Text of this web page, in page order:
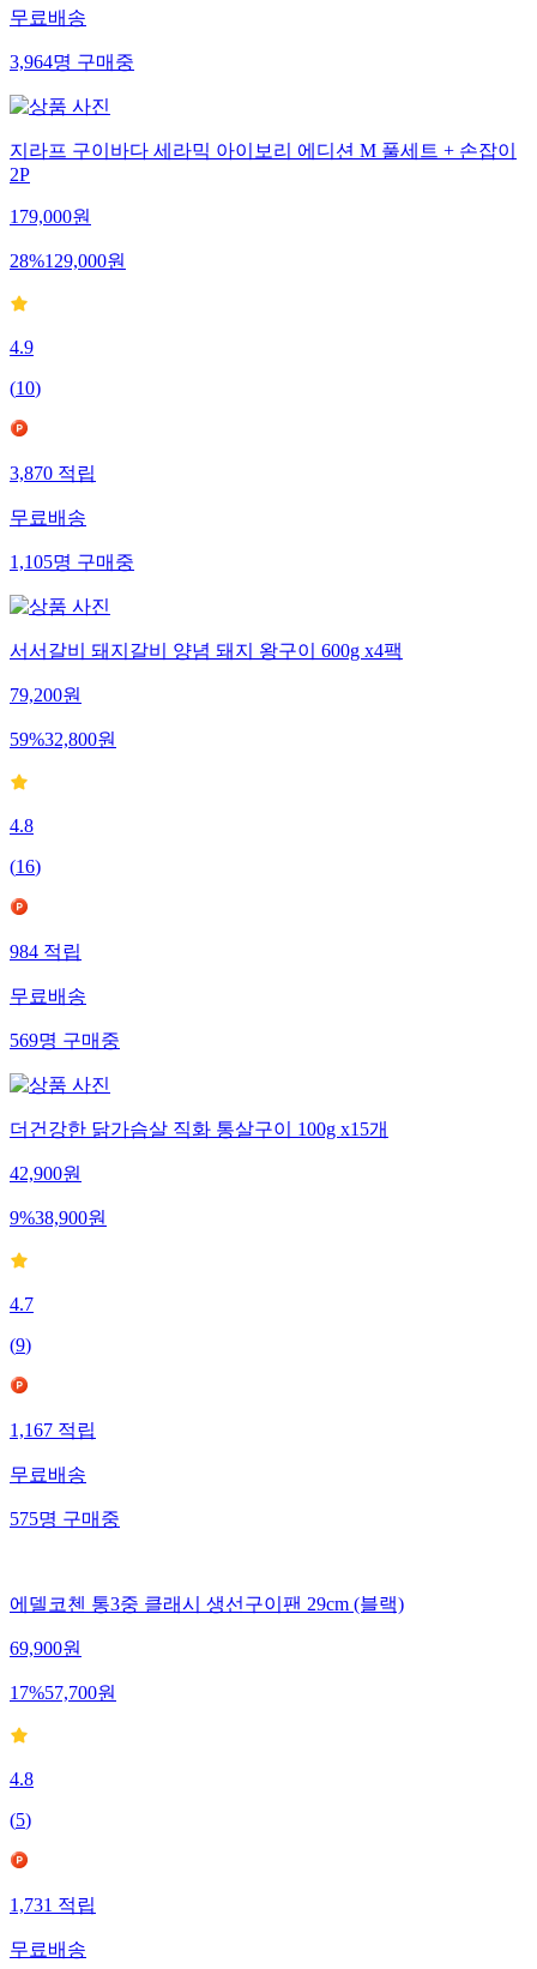
무료배송
3,964명구매중
지라프 구이바다 세라믹 아이보리 에디션 M 풀세트 + 손잡이
2P
179,000원
28%129,000원
4.9
(10)
3,870적립
무료배송
1,105명구매중
서서갈비 돼지갈비 양념 돼지 왕구이 600g x4팩
79,200원
59%32,800원
4.8
(16)
984적립
무료배송
569명구매중
더건강한 닭가슴살 직화 통살구이 100g x15개
42,900원
9%38,900원
4.7
(9)
1,167적립
무료배송
575명구매중
에델코첸 통3중 클래시 생선구이팬 29cm (블랙)
69,900원
17%57,700원
4.8
(5)
1,731적립
무료배송